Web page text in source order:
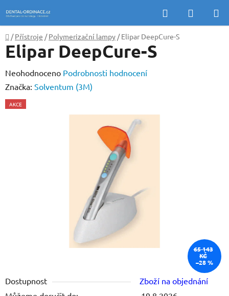
na
obsah
Hledat
KOŠÍK
Domů
/ Přístroje / Polymerizační lampy / Elipar DeepCure-S
Dostupnost
Zboží na objednání
Elipar DeepCure-S
Průměrné
hodnocení
produktu
Neohodnoceno Podrobnosti hodnocení
Značka: Solventum (3M)
AKCE
65 143
KČ
–28 %